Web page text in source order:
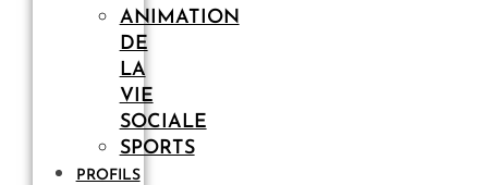
ANIMATION
DE
LA
VIE
SOCIALE
SPORTS
PROFILS